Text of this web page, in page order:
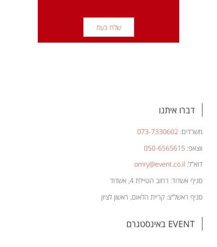
דברו איתנו
משרדים: 073-7330602
ווצאפ: 050-6565615
דוא"ל: omry@event.co.il
סניף אשדוד: רחוב הטיילת 4, אשדוד
סניף ראשל"צ: קריית הלאום, ראשון לציון
EVENT באינסטגרם